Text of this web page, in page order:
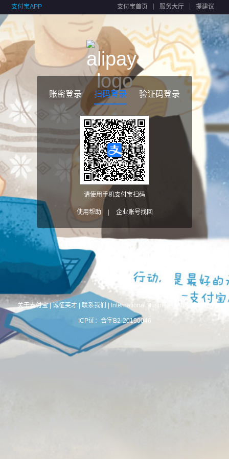
支付宝APP 支付宝首页 服务大厅 提建议
账密登录 扫码登录 验证码登录
请使用手机支付宝扫码
使用帮助 企业账号找回
关于支付宝|诚征英才 联系我们 International Business About Alipay
ICP证：合字B2-20190046